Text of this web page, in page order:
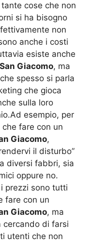
cose che non
si ha bisogno
non
anche i costi
esiste anche
Giacomo, ma
spesso si parla
che gioca
sulla loro
esempio, per
fare con un
Giacomo,
il disturbo”
diversi fabbri, sia
oppure no.
prezzi sono tutti
fare con un
Giacomo, ma
cercando di farsi
utenti che non